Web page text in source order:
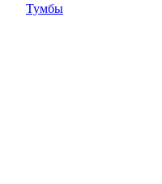
Тумбы